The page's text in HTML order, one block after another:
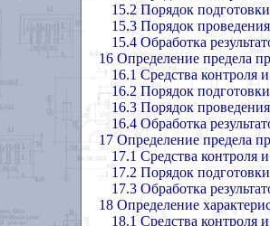
15.2 Порядок
15.3 Порядок
15.4 Обработка
16 Определение предела
16.1 Средства контроля
16.2 Порядок
16.3 Порядок
16.4 Обработка
17 Определение предела
17.1 Средства контроля
17.2 Порядок
17.3 Обработка
18 Определение
18.1 Средства контроля